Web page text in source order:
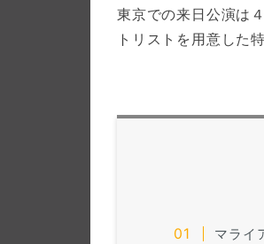
東京での来日公演は
トリストを用意した
マライ